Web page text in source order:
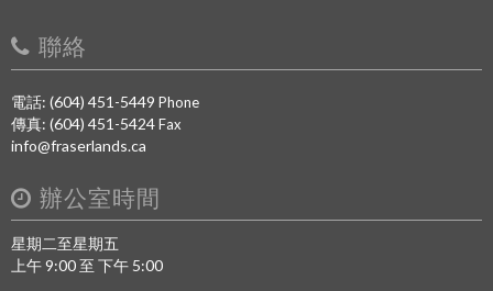
聯絡
電話: (604) 451-5449 Phone
傳真: (604) 451-5424Fax
info@fraserlands.ca
辦公室時間
星期二至星期五
上午 9:00 至 下午 5:00